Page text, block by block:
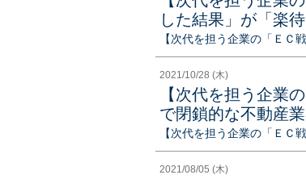
した結果」が「楽
【次代を担う企業の「ＥＣ戦
2021/10/28 (木)
【次代を担う企業
で閉鎖的な不動産
【次代を担う企業の「ＥＣ戦
2021/08/05 (木)